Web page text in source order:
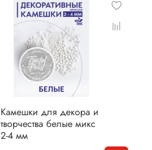
Камешки для декора и
творчества белые микс
2-4 мм